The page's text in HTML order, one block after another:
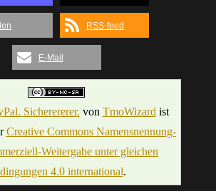
RSS-feed
E-Mail
Sicherererer. von TmoWizard ist
Creative Commons Namensnennung-
Weitergabe unter gleichen
4.0 international.